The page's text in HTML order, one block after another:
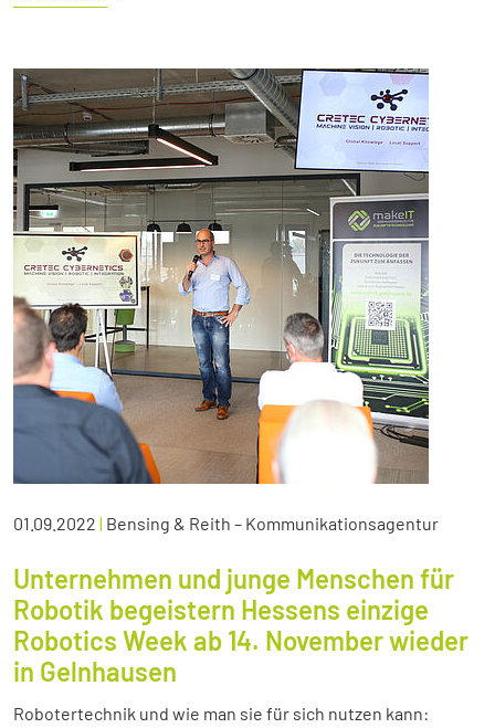
01.09.2022 | Bensing & Reith – Kommunikationsagentur
Unternehmen und junge Menschen für
Robotik begeistern Hessens einzige
Robotics Week ab 14. November wieder
in Gelnhausen
Robotertechnik und wie man sie für sich nutzen kann: